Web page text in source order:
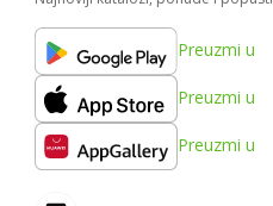
Preuzmi u
Preuzmi u
Preuzmi u